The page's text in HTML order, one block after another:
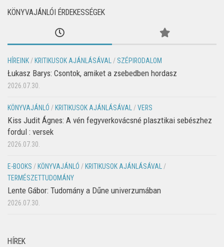
KÖNYVAJÁNLÓI ÉRDEKESSÉGEK
HÍREINK/ KRITIKUSOK AJÁNLÁSÁVAL/ SZÉPIRODALOM
Łukasz Barys: Csontok, amiket a zsebedben hordasz
2026.07.30.
KÖNYVAJÁNLÓ / KRITIKUSOK AJÁNLÁSÁVAL/VERS
Kiss Judit Ágnes: A vén fegyverkovácsné plasztikai sebészhez
fordul : versek
2026.07.30.
E-BOOKS / KÖNYVAJÁNLÓ / KRITIKUSOK AJÁNLÁSÁVAL/
TERMÉSZETTUDOMÁNY
Lente Gábor: Tudomány a Dűne univerzumában
2026.07.30.
HÍREK